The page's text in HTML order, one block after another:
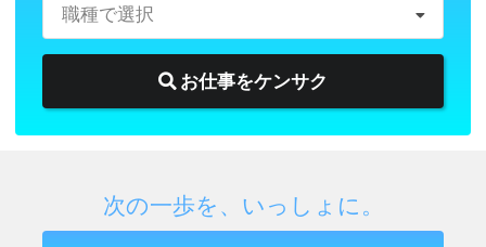
職種で選択
お仕事をケンサク
次の一歩を、いっしょに。